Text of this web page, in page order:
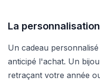
La
Un cadeau
anticipé l'achat. Un
retraçant votre année